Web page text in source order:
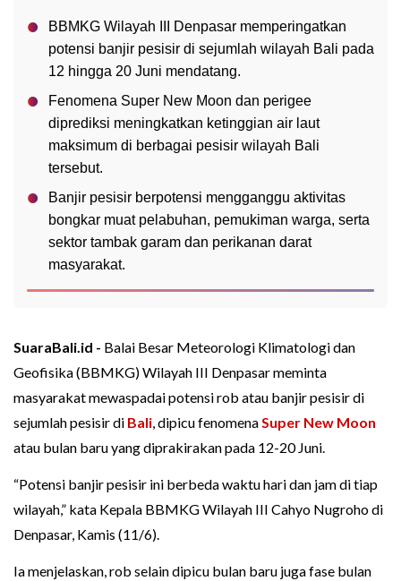
BBMKG Wilayah III Denpasar memperingatkan
potensi banjir pesisir di sejumlah wilayah Bali pada
12 hingga 20 Juni mendatang.
Fenomena Super New Moon dan perigee
diprediksi meningkatkan ketinggian air laut
maksimum di berbagai pesisir wilayah Bali
tersebut.
Banjir pesisir berpotensi mengganggu aktivitas
bongkar muat pelabuhan, pemukiman warga, serta
sektor tambak garam dan perikanan darat
masyarakat.
SuaraBali.id - Balai Besar Meteorologi Klimatologi dan
Geofisika (BBMKG) Wilayah III Denpasar meminta
masyarakat mewaspadai potensi rob atau banjir pesisir di
sejumlah pesisir di Bali, dipicu fenomenaSuper New Moon
atau bulan baru yang diprakirakan pada 12-20 Juni.
“Potensi banjir pesisir ini berbeda waktu hari dan jam di tiap
wilayah,” kata Kepala BBMKG Wilayah III Cahyo Nugroho di
Denpasar, Kamis (11/6).
Ia menjelaskan, rob selain dipicu bulan baru juga fase bulan